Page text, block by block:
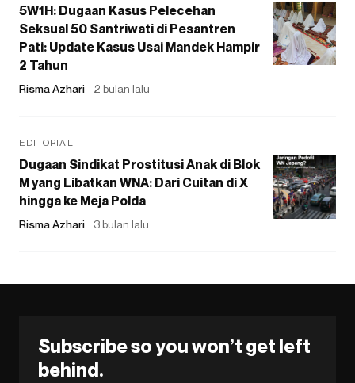
5W1H: Dugaan Kasus Pelecehan
Seksual 50 Santriwati di Pesantren
Pati: Update Kasus Usai Mandek Hampir
2 Tahun
Risma Azhari 2 bulan lalu
EDITORIAL
Dugaan Sindikat Prostitusi Anak di Blok
M yang Libatkan WNA: Dari Cuitan di X
hingga ke Meja Polda
Risma Azhari 3 bulan lalu
Subscribe so you won’t get left
behind.